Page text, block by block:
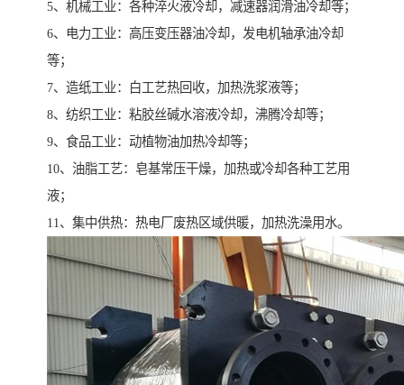
5、机械工业：各种淬火液冷却，减速器润滑油冷却等；
6、电力工业：高压变压器油冷却，发电机轴承油冷却
等；
7、造纸工业：白工艺热回收，加热洗浆液等；
8、纺织工业：粘胶丝碱水溶液冷却，沸腾冷却等；
9、食品工业：动植物油加热冷却等；
10、油脂工艺：皂基常压干燥，加热或冷却各种工艺用
液；
11、集中供热：热电厂废热区域供暖，加热洗澡用水。